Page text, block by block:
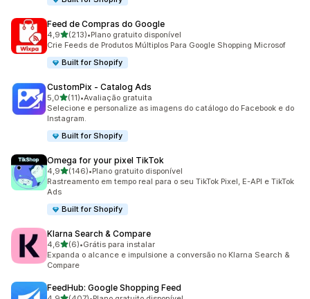
Feed de Compras do Google
4,9de 5 estrelas
(213)
213 avaliações ao todo
•Plano gratuito disponível
Crie Feeds de Produtos Múltiplos Para Google Shopping Microsof
Built for Shopify
CustomPix ‑ Catalog Ads
5,0de 5 estrelas
(11)
11 avaliações ao todo
•Avaliação gratuita
Selecione e personalize as imagens do catálogo do Facebook e do
Instagram.
Built for Shopify
Omega for your pixel TikTok
4,9de 5 estrelas
(146)
146 avaliações ao todo
•Plano gratuito disponível
Rastreamento em tempo real para o seu TikTok Pixel, E-API e TikTok
Ads
Built for Shopify
Klarna Search & Compare
4,6de 5 estrelas
(6)
6 avaliações ao todo
•Grátis para instalar
Expanda o alcance e impulsione a conversão no Klarna Search &
Compare
FeedHub: Google Shopping Feed